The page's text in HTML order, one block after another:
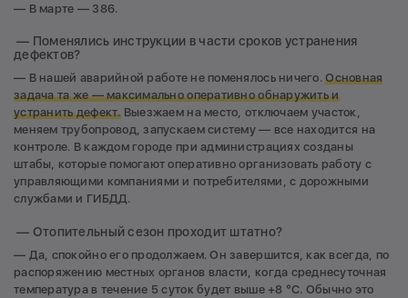
— В марте — 386.
— Поменялись инструкции в части сроков устранения
дефектов?
— В нашей аварийной работе не поменялось ничего.Основная
задача та же — максимально оперативно обнаружить и
устранить дефект.Выезжаем на место, отключаем участок,
меняем трубопровод, запускаем систему — все находится на
контроле. В каждом городе при администрациях созданы
штабы, которые помогают оперативно организовать работу с
управляющими компаниями и потребителями, с дорожными
службами и ГИБДД.
— Отопительный сезон проходит штатно?
— Да, спокойно его продолжаем. Он завершится, как всегда, по
распоряжению местных органов власти, когда среднесуточная
температура в течение 5 суток будет выше +8 °С. Обычно это